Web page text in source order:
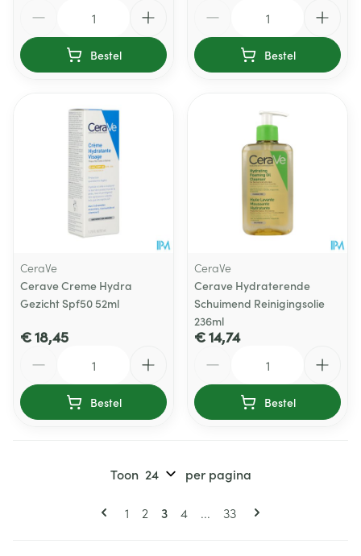
Bestel Bestel
CeraVe
Cerave Creme Hydra
Gezicht Spf50 52ml
€ 18,45
Bestel
CeraVe
Cerave Hydraterende
Schuimend Reinigingsolie
236ml
€ 14,74
Bestel
Pagina's
Pagina
1 Pagina
2 U lees momenteel pagina
3 Pagina
4 ... Pagina
33
Toon per pagina